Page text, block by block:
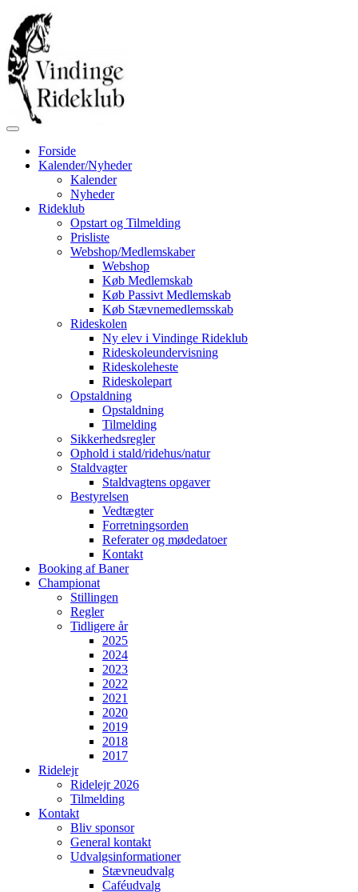
Forside
Kalender/Nyheder
Kalender
Nyheder
Rideklub
Opstart og Tilmelding
Prisliste
Webshop/Medlemskaber
Webshop
Køb Medlemskab
Køb Passivt Medlemskab
Køb Stævnemedlemsskab
Rideskolen
Ny elev i Vindinge Rideklub
Rideskoleundervisning
Rideskoleheste
Rideskolepart
Opstaldning
Opstaldning
Tilmelding
Sikkerhedsregler
Ophold i stald/ridehus/natur
Staldvagter
Staldvagtens opgaver
Bestyrelsen
Vedtægter
Forretningsorden
Referater og mødedatoer
Kontakt
Booking af Baner
Championat
Stillingen
Regler
Tidligere år
2025
2024
2023
2022
2021
2020
2019
2018
2017
Ridelejr
Ridelejr 2026
Tilmelding
Kontakt
Bliv sponsor
General kontakt
Udvalgsinformationer
Stævneudvalg
Caféudvalg